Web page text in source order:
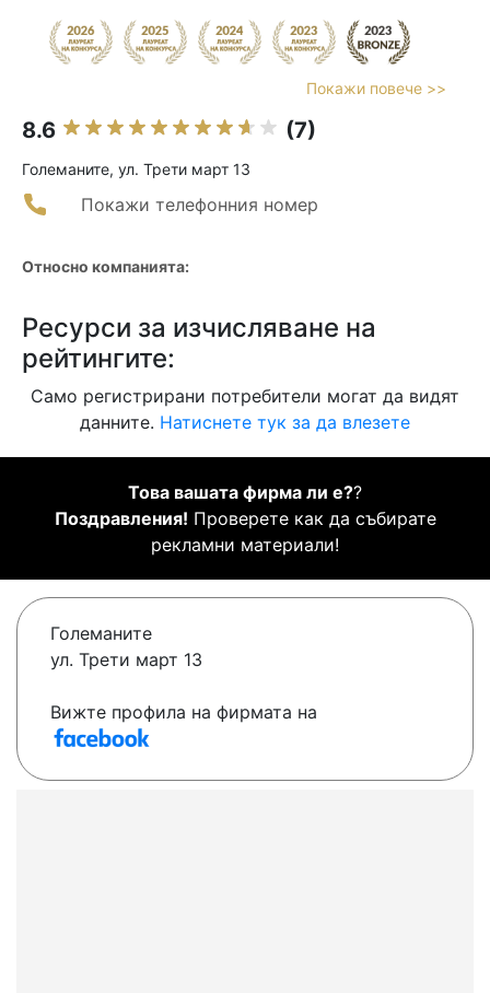
Покажи повече >>
8.6 (7)
Големаните, ул. Трети март 13
Покажи телефонния номер
Относно компанията:
Ресурси за изчисляване на
рейтингите:
Само регистрирани потребители могат да видят
данните. Натиснете тук за да влезете
Това вашата фирма ли е??
Поздравления! Проверете как да събирате
рекламни материали!
Големаните
ул. Трети март 13
Вижте профила на фирмата на